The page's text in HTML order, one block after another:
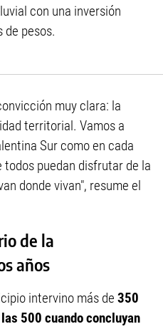
con una inversión
de pesos.
muy clara: la
territorial. Vamos a
Sur como en cada
todos puedan disfrutar de la
donde vivan", resume el
de la
años
intervino más de 350
500 cuando concluyan